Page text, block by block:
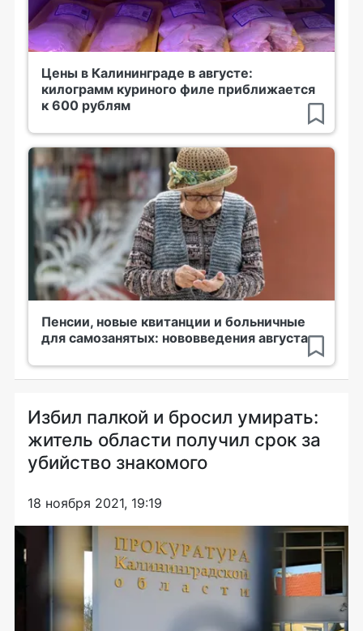
Цены в Калининграде в августе:
килограмм куриного филе приближается
к 600 рублям
Пенсии, новые квитанции и больничные
для самозанятых: нововведения августа
Избил палкой и бросил умирать:
житель области получил срок за
убийство знакомого
18 ноября 2021, 19:19